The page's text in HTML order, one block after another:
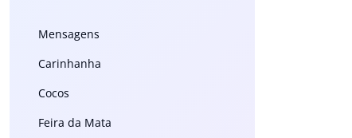
Mensagens
Carinhanha
Cocos
Feira da Mata